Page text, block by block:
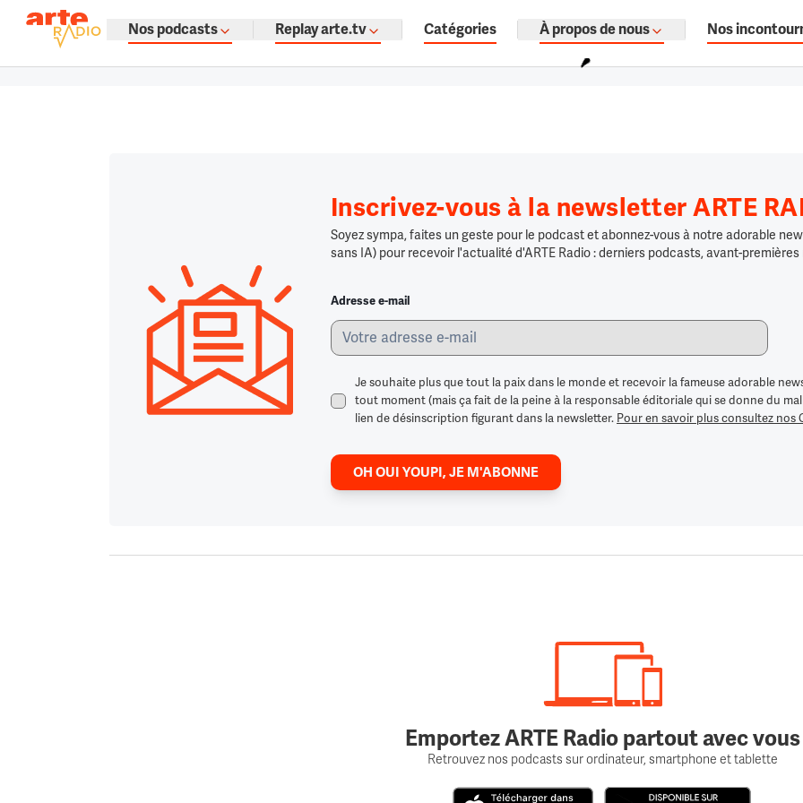
Retour à la page d'accueil
La fine fleur du podcast par ARTE
Podcasts à gogo : émissions, témoignages, documentaires audio.
Nos podcasts Replay arte.tv Catégories À propos de nous Nos
Inscrivez-vous à la newsletter ARTE
Soyez sympa, faites un geste pour le podcast et abonnez-vous à notre adorable
sans IA) pour recevoir l'actualité d'ARTE Radio : derniers podcasts, avant-
Adresse e-mail
Je souhaite plus que tout la paix dans le monde et recevoir la fameuse adorable
tout moment (mais ça fait de la peine à la responsable éditoriale qui se donne du
lien de désinscription figurant dans la newsletter. Pour en savoir plus consultez nos
OH OUI YOUPI, JE M'ABONNE
Emportez ARTE Radio partout avec vous
Retrouvez nos podcasts sur ordinateur, smartphone et tablette